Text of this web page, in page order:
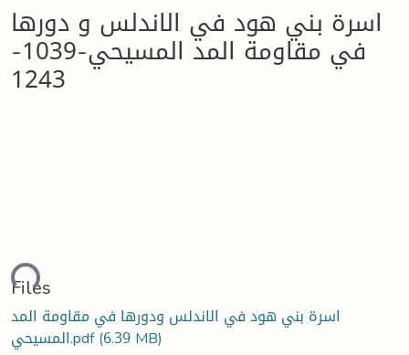
اسرة بني هود في الاندلس و دورها
في مقاومة المد المسيحي-1039-
1243
Files
اسرة بني هود في الاندلس ودورها في مقاومة المد
المسيحي.pdf(6.39 MB)